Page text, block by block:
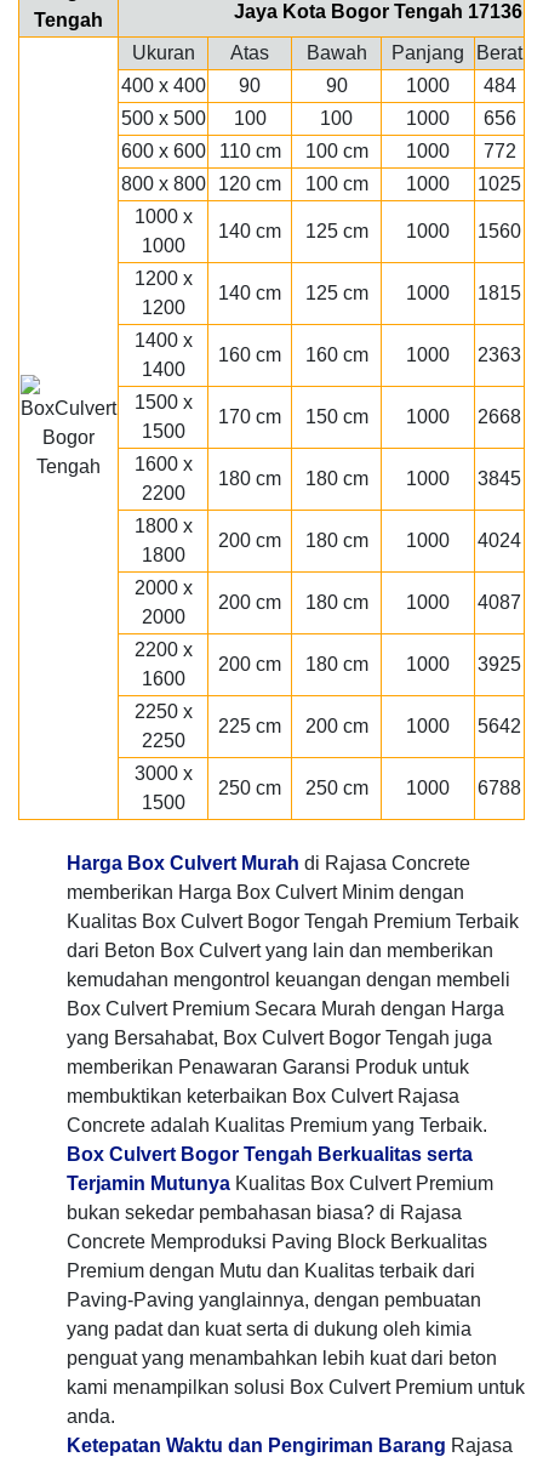
Jaya Kota Bogor Tengah 17136
Ukuran
Atas Bawah Panjang
Berat
400 x 400
90 90 1000
484
500 x 500
100 100 1000
656
600 x 600
110 cm 100 cm 1000
772
800 x 800
120 cm 100 cm 1000
1025
1000 x
1000
140 cm 125 cm 1000 1560
1200 x
1200
140 cm 125 cm 1000 1815
1400 x
1400
160 cm 160 cm 1000 2363
1500 x
1500
170 cm 150 cm 1000 2668
1600 x
2200
180 cm 180 cm 1000 3845
1800 x
1800
200 cm 180 cm 1000 4024
2000 x
2000
200 cm 180 cm 1000 4087
2200 x
1600
200 cm 180 cm 1000 3925
2250 x
2250
225 cm 200 cm 1000 5642
3000 x
1500
250 cm 250 cm 1000 6788
Harga Box Culvert Murah di Rajasa Concrete
memberikan Harga Box Culvert Minim dengan
Kualitas Box Culvert Bogor Tengah Premium Terbaik
dari Beton Box Culvert yang lain dan memberikan
kemudahan mengontrol keuangan dengan membeli
Box Culvert Premium Secara Murah dengan Harga
yang Bersahabat, Box Culvert Bogor Tengah juga
memberikan Penawaran Garansi Produk untuk
membuktikan keterbaikan Box Culvert Rajasa
Concrete adalah Kualitas Premium yang Terbaik.
Box Culvert Bogor Tengah Berkualitas serta
Terjamin Mutunya Kualitas Box Culvert Premium
bukan sekedar pembahasan biasa? di Rajasa
Concrete Memproduksi Paving Block Berkualitas
Premium dengan Mutu dan Kualitas terbaik dari
Paving-Paving yanglainnya, dengan pembuatan
yang padat dan kuat serta di dukung oleh kimia
penguat yang menambahkan lebih kuat dari beton
kami menampilkan solusi Box Culvert Premium untuk
anda.
Ketepatan Waktu dan Pengiriman Barang Rajasa